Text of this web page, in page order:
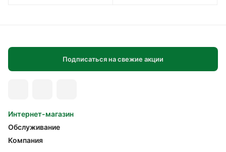
Подписаться на свежие акции
Интернет-магазин
Обслуживание
Компания